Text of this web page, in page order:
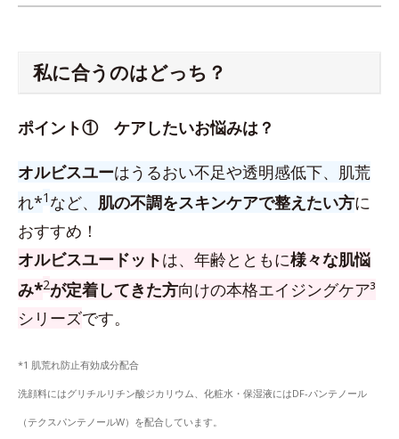
私に合うのはどっち？
ポイント① ケアしたいお悩みは？
オルビスユーはうるおい不足や透明感低下、肌荒
れ*1 など、 肌の不調をスキンケアで整えたい方に
おすすめ！
オルビスユードットは、年齢とともに様々な肌悩
み*2が定着してきた方向けの本格エイジングケア³
シリーズです。
*1 肌荒れ防止有効成分配合
洗顔料にはグリチルリチン酸ジカリウム、化粧水・保湿液にはDF-パンテノール
（テクスパンテノールW）を配合しています。